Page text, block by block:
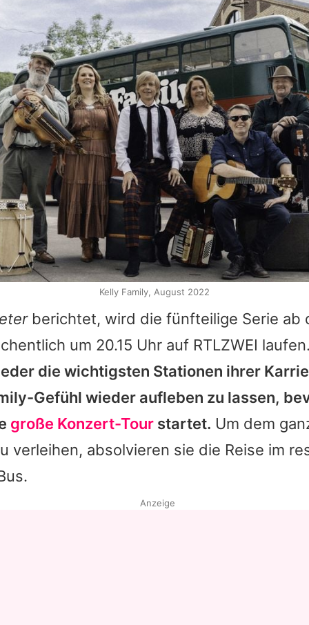
berichtet, wird die fünfteilige Serie ab
um 20.15 Uhr auf RTLZWEI
die wichtigsten Stationen ihrer
Gefühl wieder aufleben zu lassen,
große Konzert-Tour startet. Um dem
verleihen, absolvieren sie die Reise im
Kelly Family, August 2022
Anzeige